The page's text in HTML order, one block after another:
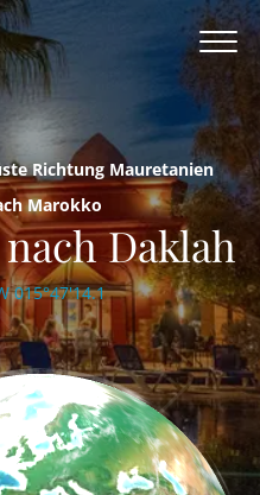
Richtung Mauretanien
Marokko
Daklah
015°47'14.1